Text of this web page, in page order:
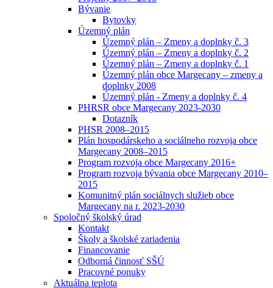
Bývanie
Bytovky
Územný plán
Územný plán – Zmeny a doplnky č. 3
Územný plán – Zmeny a doplnky č. 2
Územný plán – Zmeny a doplnky č. 1
Územný plán obce Margecany – zmeny a
doplnky 2008
Územný plán - Zmeny a doplnky č. 4
PHRSR obce Margecany 2023-2030
Dotazník
PHSR 2008–2015
Plán hospodárskeho a sociálneho rozvoja obce
Margecany 2008–2015
Program rozvoja obce Margecany 2016+
Program rozvoja bývania obce Margecany 2010–
2015
Komunitný plán sociálnych služieb obce
Margecany na r. 2023-2030
Spoločný školský úrad
Kontakt
Školy a školské zariadenia
Financovanie
Odborná činnosť SŠÚ
Pracovné ponuky
Aktuálna teplota